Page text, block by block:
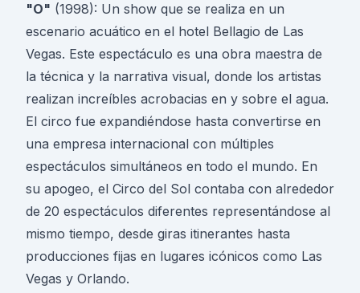
"O" (1998): Un show que se realiza en un
escenario acuático en el hotel Bellagio de Las
Vegas. Este espectáculo es una obra maestra de
la técnica y la narrativa visual, donde los artistas
realizan increíbles acrobacias en y sobre el agua.
El circo fue expandiéndose hasta convertirse en
una empresa internacional con múltiples
espectáculos simultáneos en todo el mundo. En
su apogeo, el Circo del Sol contaba con alrededor
de 20 espectáculos diferentes representándose al
mismo tiempo, desde giras itinerantes hasta
producciones fijas en lugares icónicos como Las
Vegas y Orlando.